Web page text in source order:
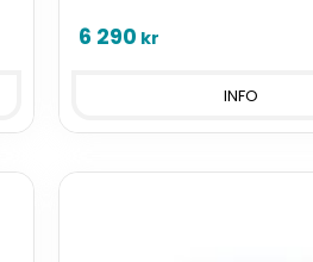
utrymmen där avgaser kan
6 290 kr
INFO